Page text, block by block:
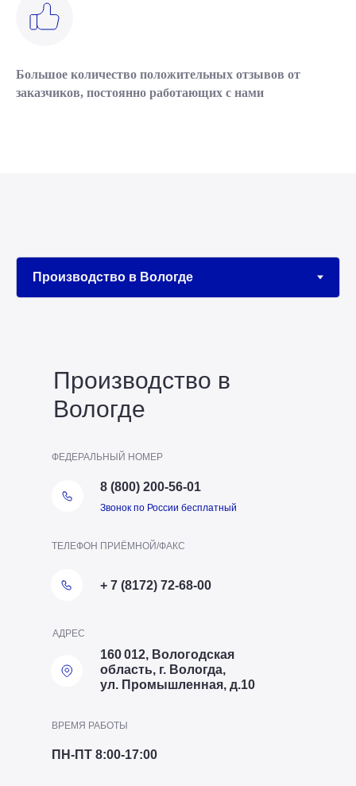
Большое количество положительных отзывов от
заказчиков, постоянно работающих с нами
Производство в
Вологде
ПН-ПТ 8:00-17:00
ВРЕМЯ РАБОТЫ
+ 7 (8172) 72-68-00
ТЕЛЕФОН ПРИЁМНОЙ/ФАКС
160 012, Вологодская
область, г. Вологда,
ул. Промышленная, д.10
АДРЕС
ФЕДЕРАЛЬНЫЙ НОМЕР
8 (800) 200-56-01
Звонок по России бесплатный